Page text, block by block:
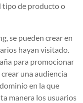
tipo de producto o
se pueden crear en
hayan visitado.
para promocionar
crear una audiencia
en la que
manera los usuarios